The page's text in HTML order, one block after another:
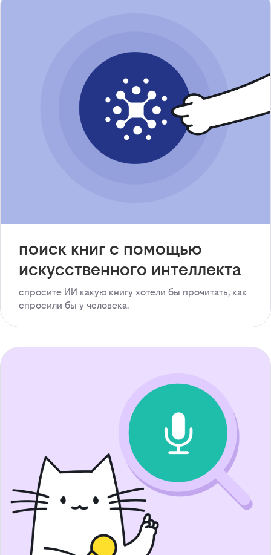
поиск книг с помощью
искусственного интеллекта
спросите ИИ какую книгу хотели бы прочитать, как
спросили бы у человека.